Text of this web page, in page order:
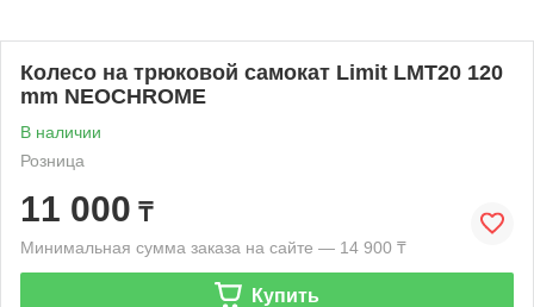
Колесо на трюковой самокат Limit LMT20 120
mm NEOCHROME
В наличии
Розница
11 000 ₸
Минимальная сумма заказа на сайте — 14 900 ₸
Купить